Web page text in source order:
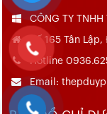
CÔNG TY TNHH
Số 165 Tân Lập,
Hotline
Email: